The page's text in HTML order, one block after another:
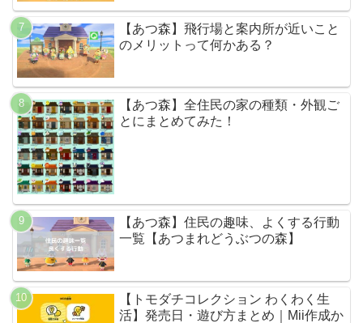
【あつ森】飛行場と案内所が近いこと
のメリットって何かある？
【あつ森】全住民の家の種類・外観ご
とにまとめてみた！
【あつ森】住民の趣味、よくする行動
一覧【あつまれどうぶつの森】
【トモダチコレクション わくわく生
活】発売日・遊び方まとめ｜Mii作成か